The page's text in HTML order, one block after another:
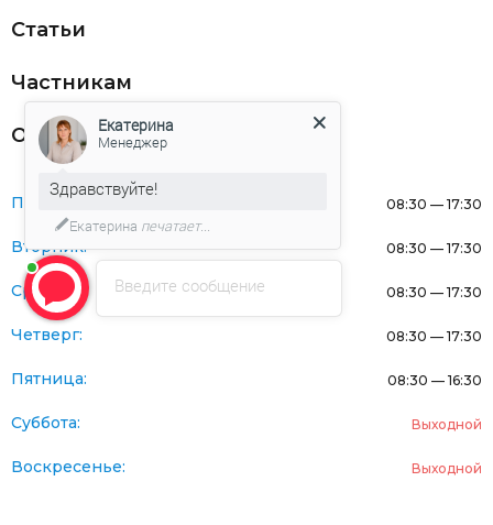
Статьи
Частникам
Оферта
Понедельник: 08:30 — 17:30
Вторник: 08:30 — 17:30
Среда: 08:30 — 17:30
Четверг: 08:30 — 17:30
Пятница: 08:30 — 16:30
Суббота: Выходной
Воскресенье: Выходной
Введите сообщение
Екатерина
Менеджер
Здравствуйте!
Екатерина печатает...